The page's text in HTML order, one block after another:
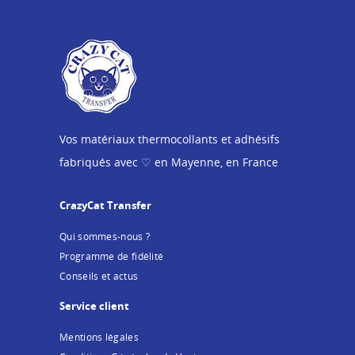
Vos matériaux thermocollants et adhésifs
fabriqués avec ♡ en Mayenne, en France
CrazyCat Transfer
Qui sommes-nous ?
Programme de fidélité
Conseils et actus
Service client
Mentions légales